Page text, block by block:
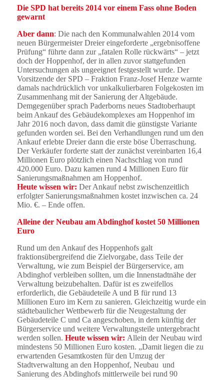
Die SPD hat bereits 2014 vor einem Fass ohne Boden
gewarnt
Aber dann: Die nach den Kommunalwahlen 2014 vom
neuen Bürgermeister Dreier eingeforderte „ergebnisoffene
Prüfung“ führte dann zur „fatalen Rolle rückwärts“ – jetzt
doch der Hoppenhof, der in allen zuvor stattgefunden
Untersuchungen als ungeeignet festgestellt wurde. Der
Vorsitzende der SPD – Fraktion Franz-Josef Henze warnte
damals nachdrücklich vor unkalkulierbaren Folgekosten im
Zusammenhang mit der Sanierung der Altgebäude.
Demgegenüber sprach Paderborns neues Stadtoberhaupt
beim Ankauf des Gebäudekomplexes am Hoppenhof im
Jahr 2016 noch davon, dass damit die günstigste Variante
gefunden worden sei. Bei den Verhandlungen rund um den
Ankauf erlebte Dreier dann die erste böse Überraschung.
Der Verkäufer forderte statt der zunächst vereinbarten 16,4
Millionen Euro plötzlich einen Nachschlag von rund
420.000 Euro. Dazu kamen rund 4 Millionen Euro für
Sanierungsmaßnahmen am Hoppenhof.
Heute wissen wir: Der Ankauf nebst zwischenzeitlich
erfolgter Sanierungsmaßnahmen kostet inzwischen ca. 24
Mio. €. – Ende offen.
Alleine der Neubau am Abdinghof kostet 50 Millionen
Euro
Rund um den Ankauf des Hoppenhofs galt
fraktionsübergreifend die Zielvorgabe, dass Teile der
Verwaltung, wie zum Beispiel der Bürgerservice, am
Abdinghof verbleiben sollten, um die Innenstadtnähe der
Verwaltung beizubehalten. Dafür ist es zweifellos
erforderlich, die Gebäudeteile A und B für rund 13
Millionen Euro im Kern zu sanieren. Gleichzeitig wurde ein
städtebaulicher Wettbewerb für die Neugestaltung der
Gebäudeteile C und Ca angeschoben, in dem künftig der
Bürgerservice und weitere Verwaltungsteile untergebracht
werden sollen. Heute wissen wir: Allein der Neubau wird
mindestens 50 Millionen Euro kosten. „Damit liegen die zu
erwartenden Gesamtkosten für den Umzug der
Stadtverwaltung an den Hoppenhof, Neubau und
Sanierung des Abdinghofs mittlerweile bei rund 90